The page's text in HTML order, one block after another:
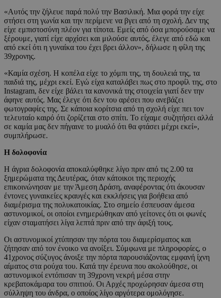
«Αυτός την ζήλευε παρά πολύ την Βασιλική. Μια φορά την είχε
στήσει στη γωνία και την περίμενε να βγει από τη σχολή. Δεν της
είχε εμπιστοσύνη πλέον για τίποτα. Εμείς από όσα μπορούσαμε να
ξέρουμε, γιατί είχε αρχίσει και μιλούσε αυτός, έλεγε από εδώ και
από εκεί ότι η γυναίκα του έχει βρει άλλον», δήλωσε η φίλη της
39χρονης.
«Καμία σχέση. Η κοπέλα είχε το χόμπι της, τη δουλειά της, τα
παιδιά της, μέχρι εκεί. Εγώ είχα καταλάβει πως στο προφίλ της, στο
Instagram, δεν είχε βάλει τα κανονικά της στοιχεία γιατί δεν την
άφηνε αυτός. Μας έλεγε ότι δεν του αρέσει που ανεβάζει
φωτογραφίες της. Σε κάποια κορίτσια από τη σχολή είχε πει τον
τελευταίο καιρό ότι ζορίζεται στο σπίτι. Το είχαμε συζητήσει αλλά
σε καμία μας δεν πήγαινε το μυαλό ότι θα φτάσει μέχρι εκεί»,
συμπλήρωσε.
Η δολοφονία
Η άγρια δολοφονία αποκαλύφθηκε λίγο πριν από τις 2.00 τα
ξημερώματα της Δευτέρας, όταν κάτοικοι της περιοχής
επικοινώνησαν με την Άμεση Δράση, αναφέροντας ότι άκουσαν
έντονες γυναικείες κραυγές και εκκλήσεις για βοήθεια από
διαμέρισμα της πολυκατοικίας. Στο σημείο έσπευσαν άμεσα
αστυνομικοί, οι οποίοι ενημερώθηκαν από γείτονες ότι οι φωνές
είχαν σταματήσει λίγα λεπτά πριν από την άφιξή τους.
Οι αστυνομικοί χτύπησαν την πόρτα του διαμερίσματος και
ζήτησαν από τον ένοικο να ανοίξει. Σύμφωνα με πληροφορίες, ο
41χρονος σύζυγος άνοιξε την πόρτα παρουσιάζοντας εμφανή ίχνη
αίματος στα ρούχα του. Κατά την έρευνα που ακολούθησε, οι
αστυνομικοί εντόπισαν τη 39χρονη νεκρή μέσα στην
κρεβατοκάμαρα του σπιτιού. Οι Αρχές προχώρησαν άμεσα στη
σύλληψη του άνδρα, ο οποίος λίγο αργότερα ομολόγησε.